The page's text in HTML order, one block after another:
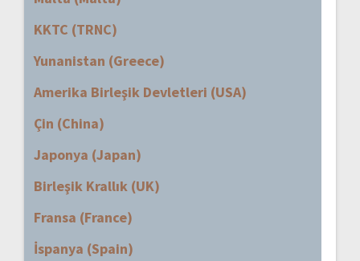
KKTC (TRNC)
Yunanistan (Greece)
Amerika Birleşik Devletleri (USA)
Çin (China)
Japonya (Japan)
Birleşik Krallık (UK)
Fransa (France)
İspanya (Spain)